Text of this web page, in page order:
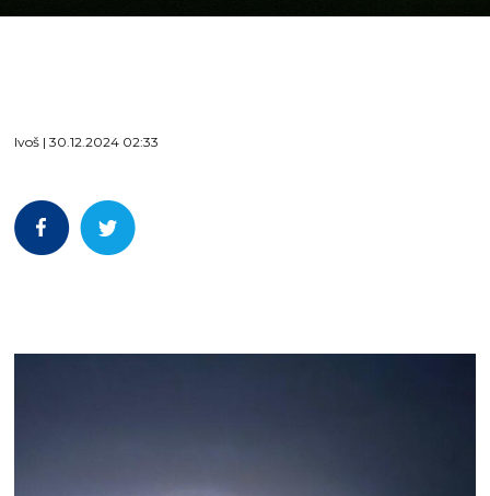
Ivoš | 30.12.2024 02:33